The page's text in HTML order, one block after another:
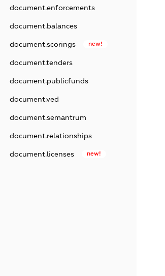
document.enforcements
document.balances
document.scorings new!
document.tenders
document.publicfunds
document.ved
document.semantrum
document.relationships
document.licenses new!